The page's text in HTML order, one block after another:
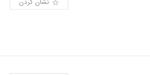
نشان کردن